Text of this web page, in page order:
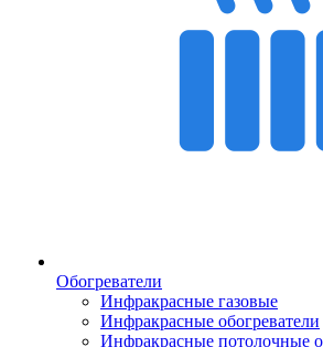
Обогреватели
Инфракрасные газовые
Инфракрасные обогреватели
Инфракрасные потолочные